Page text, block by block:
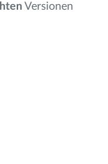
Versionen